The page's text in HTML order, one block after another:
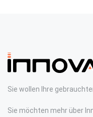
Sie wollen Ihre
Sie möchten mehr über